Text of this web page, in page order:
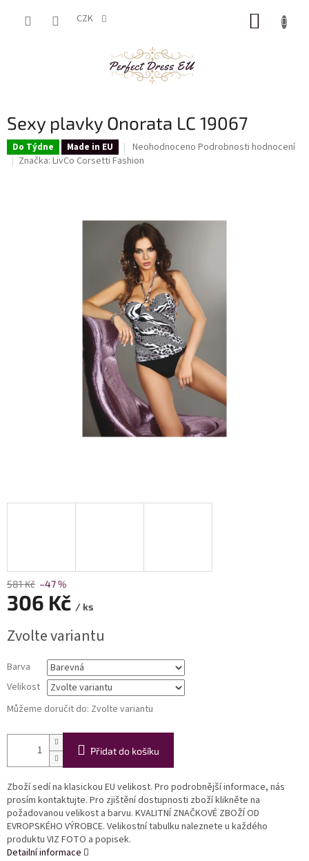
CZK
Sexy plavky Onorata LC 19067
Do Týdne Made in EU
Průměrné
hodnocení
5
hvězdiček.
Neohodnoceno Podrobnosti hodnocení
Značka: LivCo Corsetti Fashion
581 Kč –47 %
306 Kč / ks
cena:
Zvolte variantu
Barva
Velikost
Můžeme doručit do: Zvolte variantu
Přidat do košíku
Zboží sedí na klasickou EU velikost. Pro podrobnější informace, nás
prosím kontaktujte. Pro zjištění dostupnosti zboží klikněte na
požadovanou velikost a barvu. KVALITNÍ ZNAČKOVÉ ZBOŽÍ OD
EVROPSKÉHO VÝROBCE. Velikostní tabulku naleznete u každého
produktu VIZ FOTO a popisek.
Detailní informace